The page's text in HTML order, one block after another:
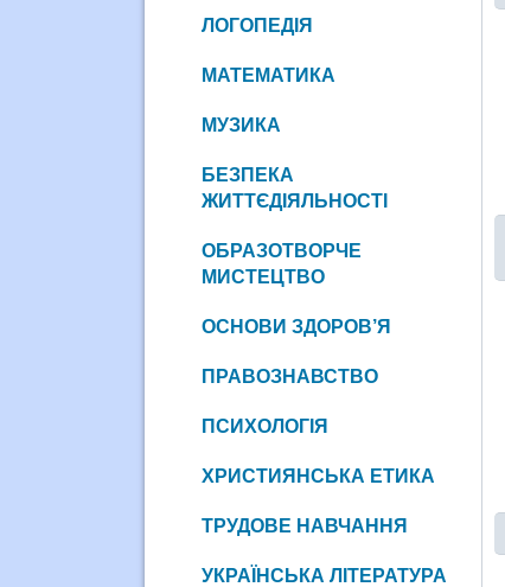
ЛОГОПЕДІЯ
МАТЕМАТИКА
МУЗИКА
БЕЗПЕКА
ЖИТТЄДІЯЛЬНОСТІ
ОБРАЗОТВОРЧЕ
МИСТЕЦТВО
ОСНОВИ ЗДОРОВ’Я
ПРАВОЗНАВСТВО
ПСИХОЛОГІЯ
ХРИСТИЯНСЬКА ЕТИКА
ТРУДОВЕ НАВЧАННЯ
УКРАЇНСЬКА ЛІТЕРАТУРА